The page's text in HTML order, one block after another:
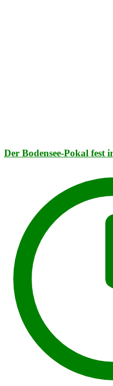
Der Bodensee-Pokal fest